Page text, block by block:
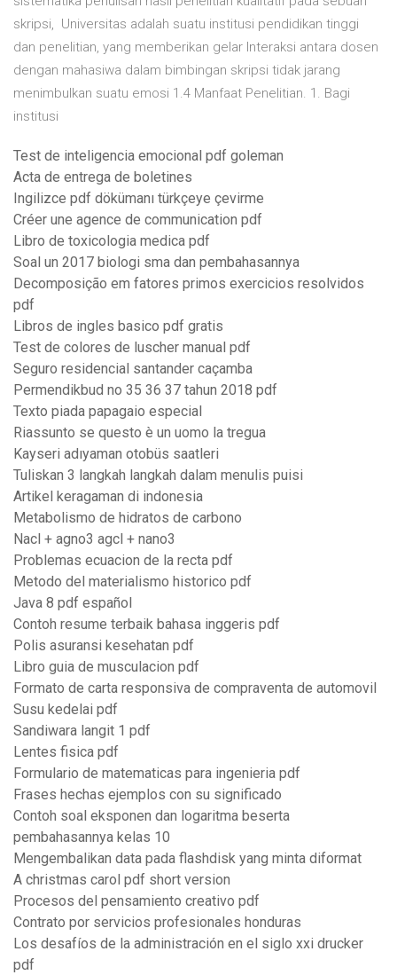
skripsi, Universitas adalah suatu institusi pendidikan tinggi
dan penelitian, yang memberikan gelar Interaksi antara dosen
dengan mahasiwa dalam bimbingan skripsi tidak jarang
menimbulkan suatu emosi 1.4 Manfaat Penelitian. 1. Bagi
institusi
Test de inteligencia emocional pdf goleman
Acta de entrega de boletines
Ingilizce pdf dökümanı türkçeye çevirme
Créer une agence de communication pdf
Libro de toxicologia medica pdf
Soal un 2017 biologi sma dan pembahasannya
Decomposição em fatores primos exercicios resolvidos
pdf
Libros de ingles basico pdf gratis
Test de colores de luscher manual pdf
Seguro residencial santander caçamba
Permendikbud no 35 36 37 tahun 2018 pdf
Texto piada papagaio especial
Riassunto se questo è un uomo la tregua
Kayseri adıyaman otobüs saatleri
Tuliskan 3 langkah langkah dalam menulis puisi
Artikel keragaman di indonesia
Metabolismo de hidratos de carbono
Nacl + agno3 agcl + nano3
Problemas ecuacion de la recta pdf
Metodo del materialismo historico pdf
Java 8 pdf español
Contoh resume terbaik bahasa inggeris pdf
Polis asuransi kesehatan pdf
Libro guia de musculacion pdf
Formato de carta responsiva de compraventa de automovil
Susu kedelai pdf
Sandiwara langit 1 pdf
Lentes fisica pdf
Formulario de matematicas para ingenieria pdf
Frases hechas ejemplos con su significado
Contoh soal eksponen dan logaritma beserta
pembahasannya kelas 10
Mengembalikan data pada flashdisk yang minta diformat
A christmas carol pdf short version
Procesos del pensamiento creativo pdf
Contrato por servicios profesionales honduras
Los desafíos de la administración en el siglo xxi drucker
pdf